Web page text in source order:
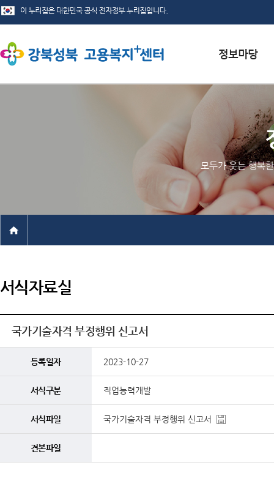
채용정보
인재정보
관련사이트
모두가 웃는 행복
서식자료실
국가기술자격 부정행위 신고서
등록일자 2023-10-27
서식구분 직업능력개발
서식파일 국가기술자격 부정행위 신고서
견본파일